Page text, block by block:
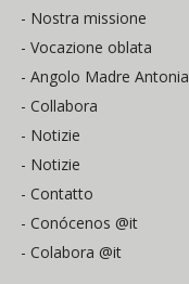
- Nostra missione
- Vocazione oblata
- Angolo Madre Antonia
- Collabora
- Notizie
- Notizie
- Contatto
- Conócenos @it
- Colabora @it